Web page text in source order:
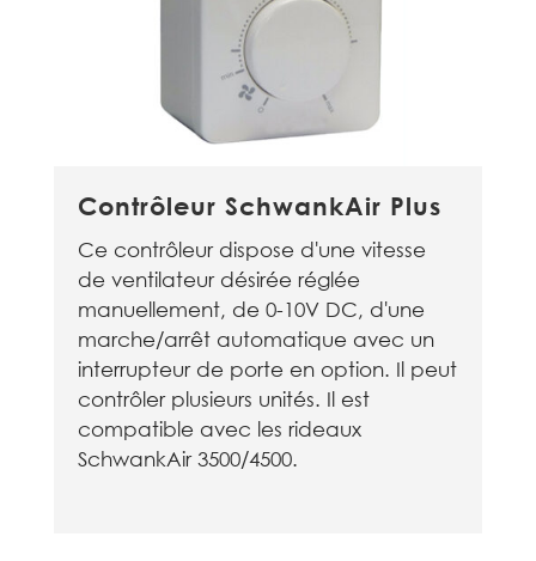
Contrôleur SchwankAir Plus
Ce contrôleur dispose d'une vitesse
de ventilateur désirée réglée
manuellement, de 0-10V DC, d'une
marche/arrêt automatique avec un
interrupteur de porte en option. Il peut
contrôler plusieurs unités. Il est
compatible avec les rideaux
SchwankAir 3500/4500.